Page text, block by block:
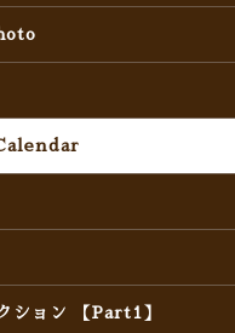
ション 【Part1】